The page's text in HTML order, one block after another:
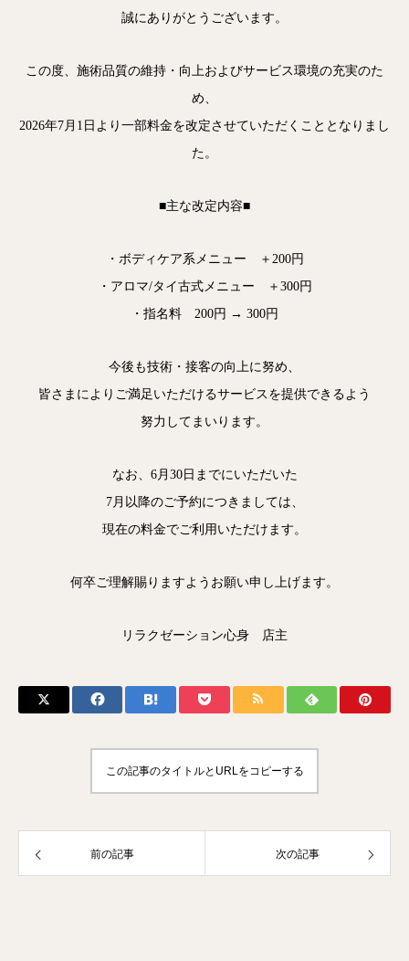
誠にありがとうございます。
この度、施術品質の維持・向上およびサービス環境の充実のた
め、
2026年7月1日より一部料金を改定させていただくこととなりまし
た。
■主な改定内容■
・ボディケア系メニュー ＋200円
・アロマ/タイ古式メニュー ＋300円
・指名料 200円 → 300円
今後も技術・接客の向上に努め、
皆さまによりご満足いただけるサービスを提供できるよう
努力してまいります。
なお、6月30日までにいただいた
7月以降のご予約につきましては、
現在の料金でご利用いただけます。
何卒ご理解賜りますようお願い申し上げます。
リラクゼーション心身 店主
この記事のタイトルとURLをコピーする
前の記事 次の記事